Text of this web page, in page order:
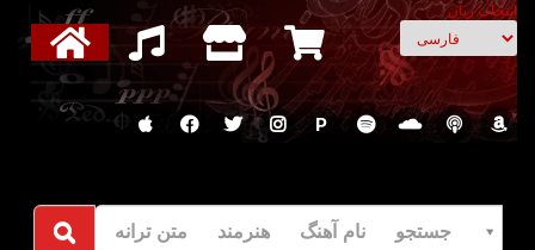
انتخاب زبان
P
جستجو نام آهنگ هنرمند متن ترانه